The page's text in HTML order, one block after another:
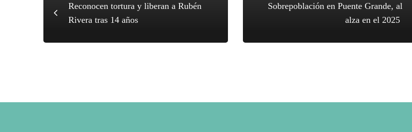
Reconocen tortura y liberan a Rubén
Rivera tras 14 años
Sobrepoblación en Puente Grande, al
alza en el 2025